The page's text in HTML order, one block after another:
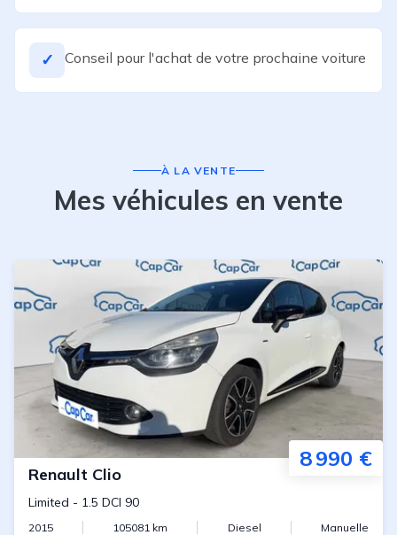
✓ Conseil pour l'achat de votre prochaine voiture
À LA VENTE
Mes véhicules en vente
8 990 €
Renault Clio
Limited - 1.5 DCI 90
2015 105081 km Diesel Manuelle